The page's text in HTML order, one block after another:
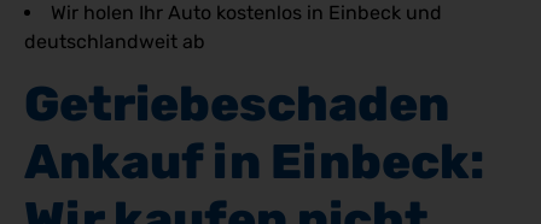
Wir holen Ihr Auto kostenlos in Einbeck und
deutschlandweit ab
Getriebeschaden
Ankauf in Einbeck: